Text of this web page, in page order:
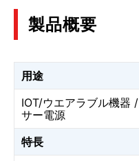
製品概要
用途
IOT/ウエアラブル機器
サー電源
特長